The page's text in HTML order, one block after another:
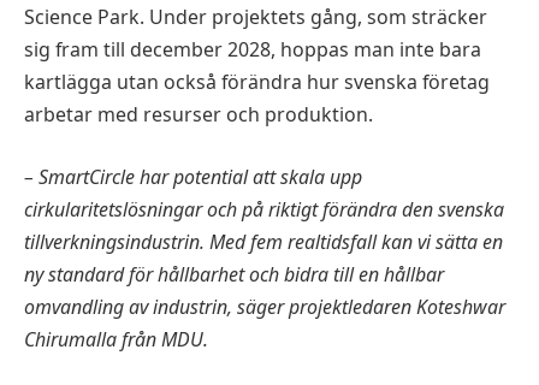
Science Park. Under projektets gång, som sträcker
sig fram till december 2028, hoppas man inte bara
kartlägga utan också förändra hur svenska företag
arbetar med resurser och produktion.
– SmartCircle har potential att skala upp
cirkularitetslösningar och på riktigt förändra den svenska
tillverkningsindustrin. Med fem realtidsfall kan vi sätta en
ny standard för hållbarhet och bidra till en hållbar
omvandling av industrin, säger projektledaren Koteshwar
Chirumalla från MDU.